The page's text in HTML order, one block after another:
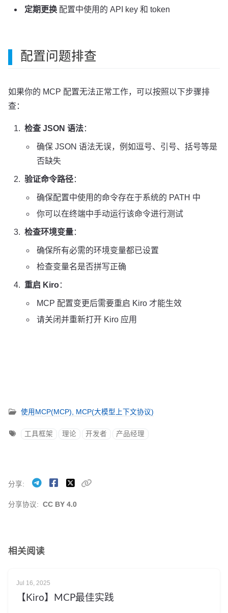
定期更换 配置中使用的 API key 和 token
配置问题排查
如果你的 MCP 配置无法正常工作，可以按照以下步骤排
查：
检查 JSON 语法：
确保 JSON 语法无误，例如逗号、引号、括号等是
否缺失
验证命令路径：
确保配置中使用的命令存在于系统的 PATH 中
你可以在终端中手动运行该命令进行测试
检查环境变量：
确保所有必需的环境变量都已设置
检查变量名是否拼写正确
重启 Kiro：
MCP 配置变更后需要重启 Kiro 才能生效
请关闭并重新打开 Kiro 应用
使用MCP(MCP), MCP(大模型上下文协议)
工具框架 理论 开发者 产品经理
分享协议: CC BY 4.0
分享
相关阅读
Jul 16, 2025
【Kiro】MCP最佳实践